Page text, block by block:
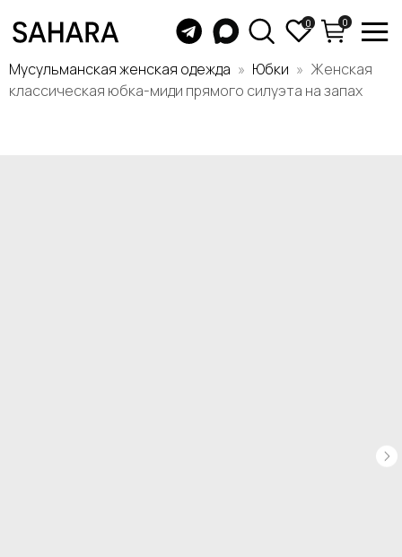
Мусульманская женская одежда Юбки
Женская
классическая юбка-миди прямого силуэта на запах